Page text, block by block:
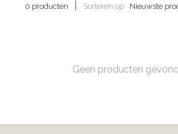
0 producten Sorteren op Nieuwste
Geen producten